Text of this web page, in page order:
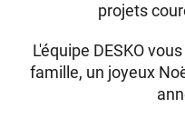
projets
L'équipe DESKO
famille, un joyeux